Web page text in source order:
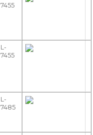
7455
L-
7455
L-
7485